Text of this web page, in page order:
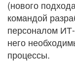
(нового
командой
персоналом
него
процессы.